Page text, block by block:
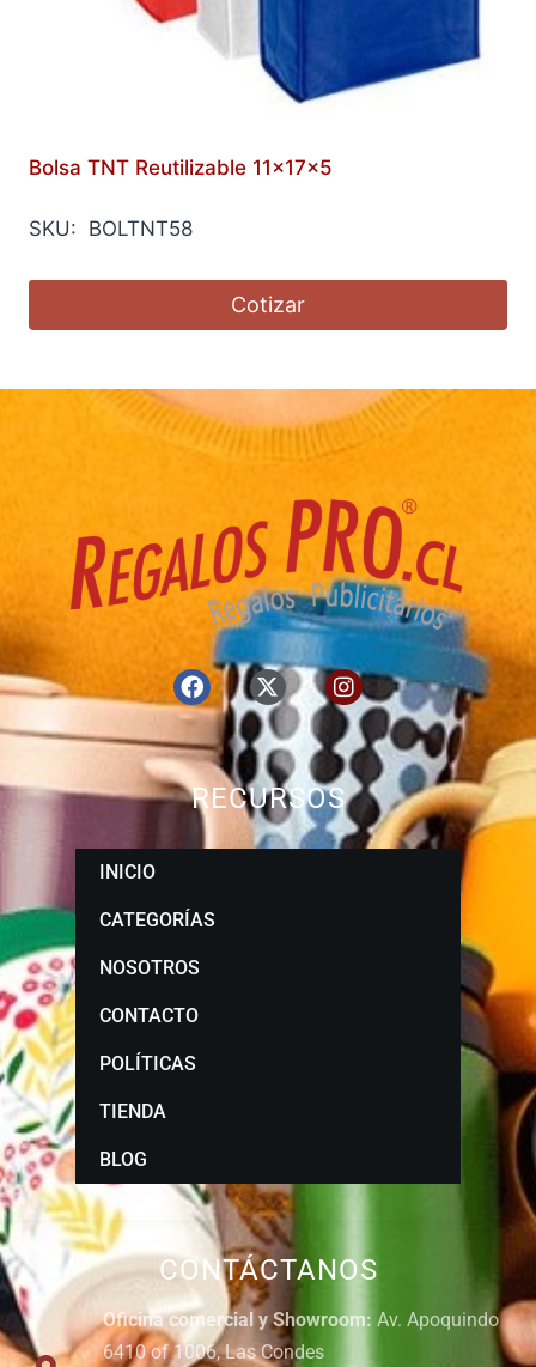
Bolsa TNT Reutilizable 11x17x5
SKU: BOLTNT58
Cotizar
CONTÁCTANOS
Oficina comercial y Showroom: Av. Apoquindo
6410 of 1006, Las Condes
RECURSOS
INICIO
CATEGORÍAS
NOSOTROS
CONTACTO
POLÍTICAS
TIENDA
BLOG